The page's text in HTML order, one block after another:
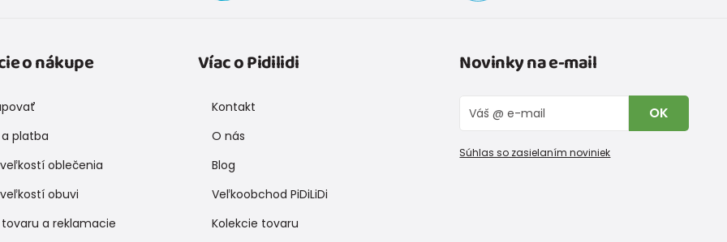
o nákupe
platba
oblečenia
obuvi
a reklamacie
Víac o Pidilidi
Kontakt
O nás
Blog
Veľkoobchod PiDiLiDi
Kolekcie tovaru
Novinky na e-mail
OK
Súhlas so zasielaním noviniek